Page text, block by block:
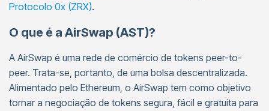
Protocolo 0x (ZRX).
O que é a AirSwap (AST)?
A AirSwap é uma rede de comércio de tokens peer-to-
peer. Trata-se, portanto, de uma bolsa descentralizada.
Alimentado pelo Ethereum, o AirSwap tem como objetivo
tornar a negociação de tokens segura, fácil e gratuita para